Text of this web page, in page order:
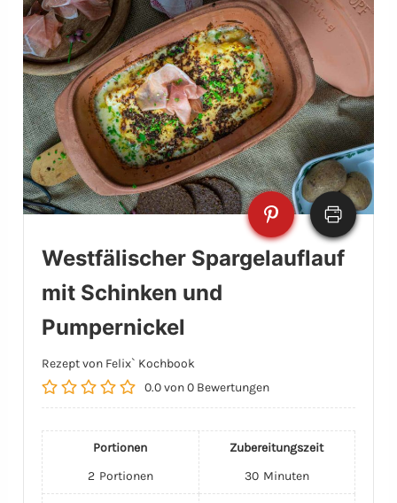
Westfälischer Spargelauflauf
mit Schinken und
Pumpernickel
Rezept von Felix` Kochbook
0.0von0 Bewertungen
Portionen
2 Portionen
Zubereitungszeit
30 Minuten